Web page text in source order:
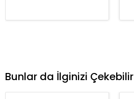
Bunlar da İlginizi Çekebilir